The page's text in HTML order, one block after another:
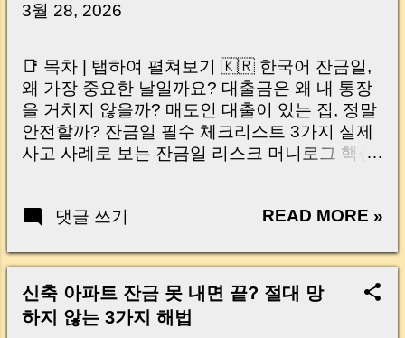
3월 28, 2026
📑 목차 | 탭하여 펼쳐보기 🇰🇷 한국어 잔금일,
왜 가장 중요한 날일까요? 대출금은 왜 내 통장
을 거치지 않을까? 매도인 대출이 있는 집, 정말
안전할까? 잔금일 필수 체크리스트 3가지 실제
사고 사례로 보는 잔금일 리스크 머니로그 핵심
Your Account Is It Safe If the Seller Has a
Real Risks and Mistakes to Avoid MoneyLog
Key Takeaway 혹시 이런 생각 해보신 적 있으
신가요? “잔금일… 그냥 돈 보내고 끝나는 거 아
닌가요?” 하지만 현장에서 보면 전혀 그렇지 않
댓글 쓰기 READ MORE »
신축 아파트 잔금 못 내면 끝? 절대 망
하지 않는 3가지 해법